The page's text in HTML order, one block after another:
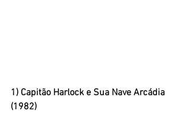
1) Capitão Harlock e Sua Nave Arcádia
(1982)